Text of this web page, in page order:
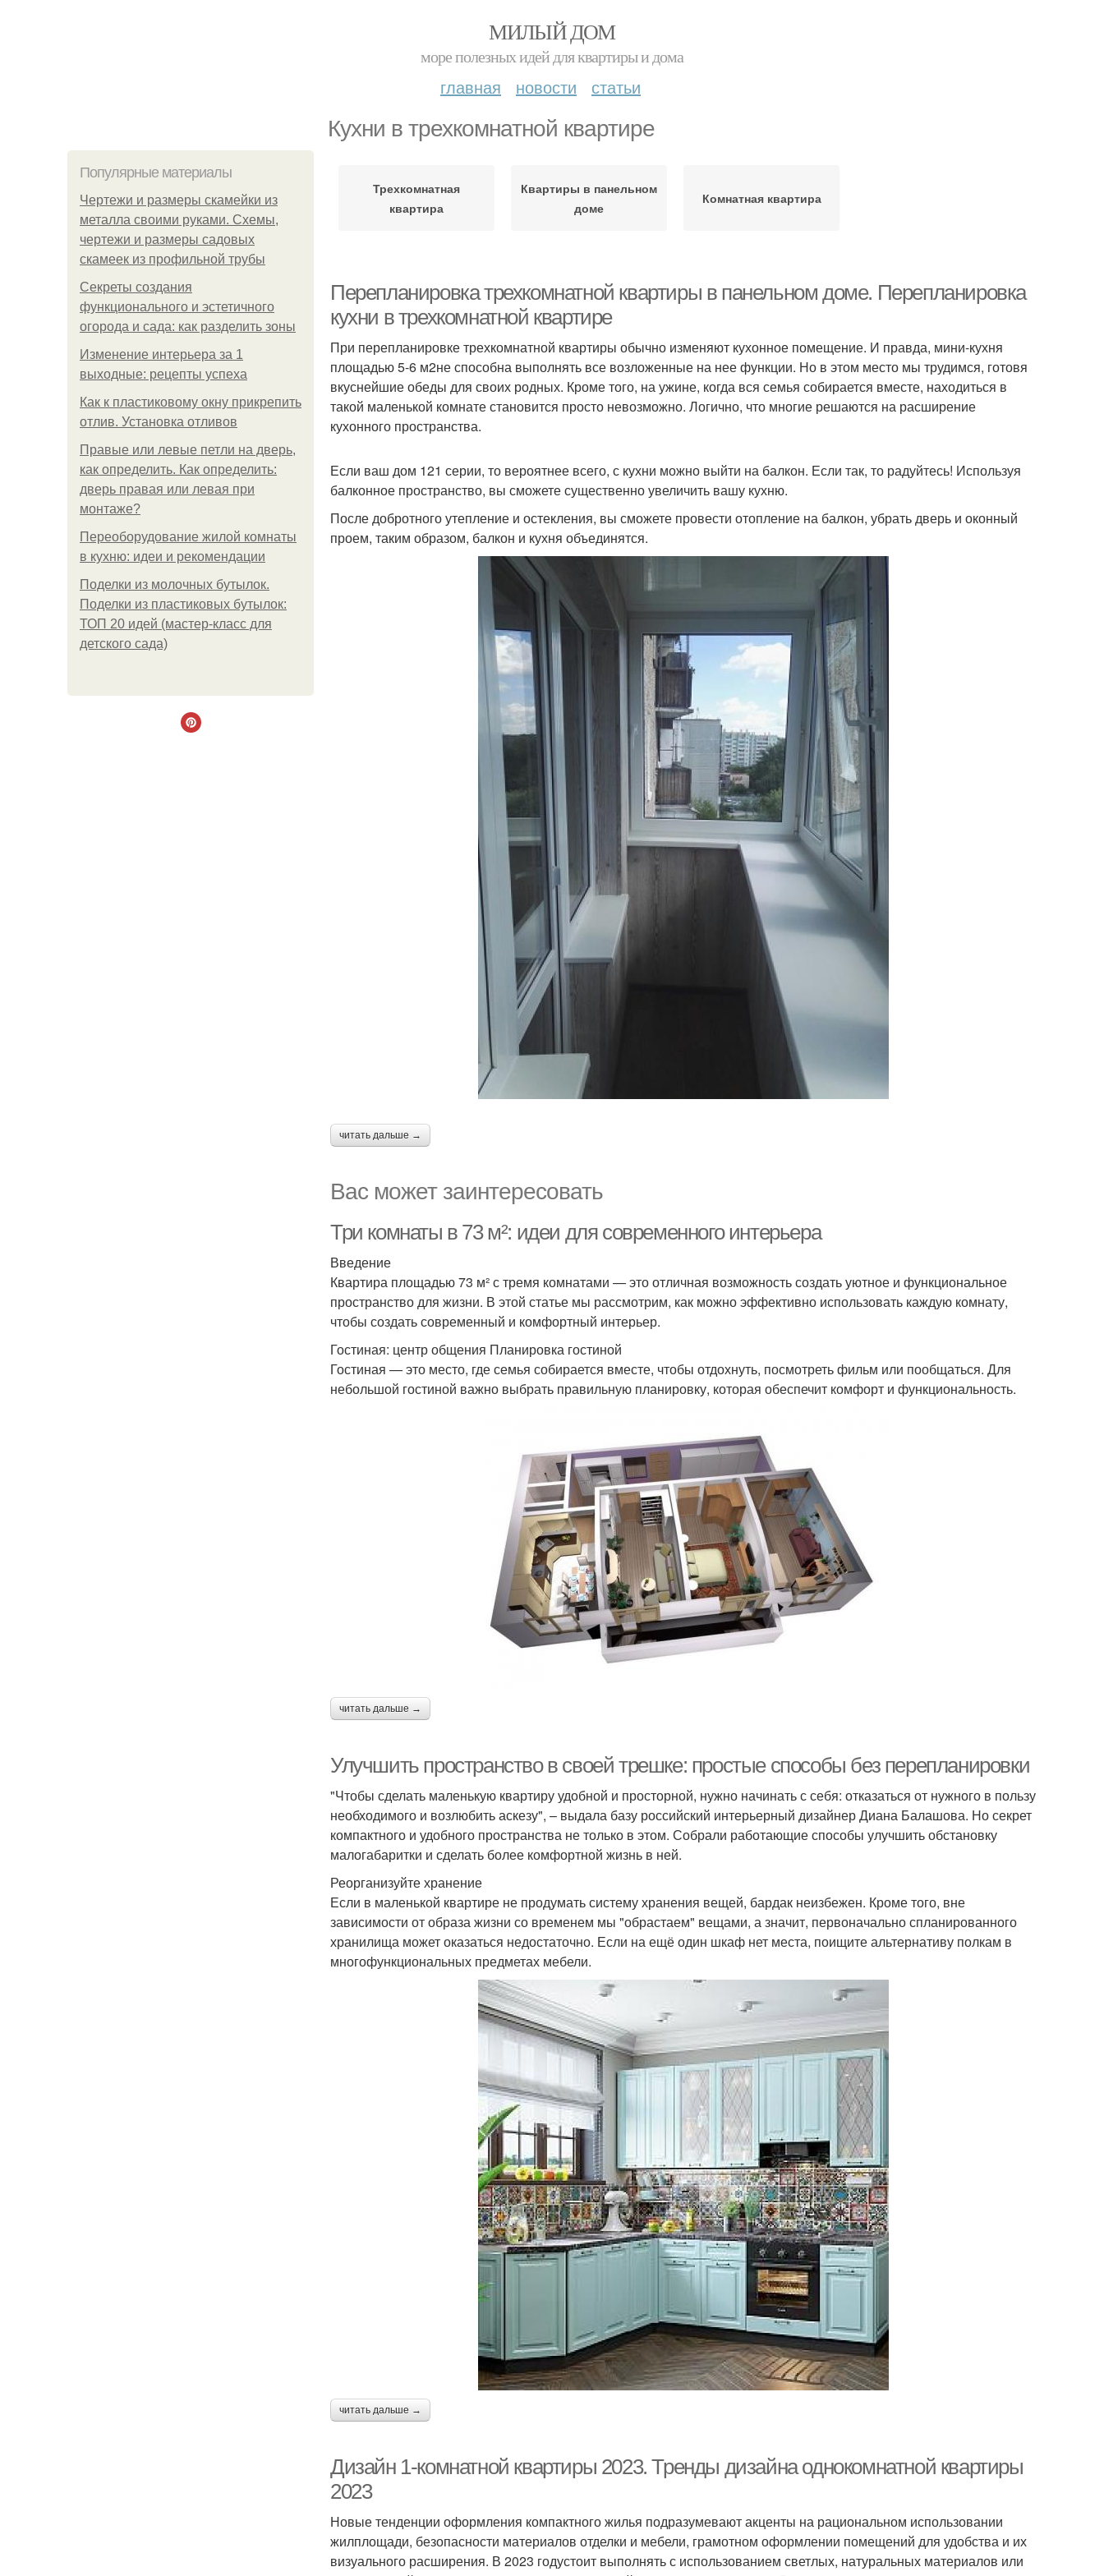
МИЛЫЙ ДОМ
море полезных идей для квартиры и дома
главная новости статьи
Кухни в трехкомнатной квартире
Популярные материалы
Чертежи и размеры скамейки из
металла своими руками. Схемы,
чертежи и размеры садовых
скамеек из профильной трубы
Секреты создания
функционального и эстетичного
огорода и сада: как разделить зоны
Изменение интерьера за 1
выходные: рецепты успеха
Как к пластиковому окну прикрепить
отлив. Установка отливов
Правые или левые петли на дверь,
как определить. Как определить:
дверь правая или левая при
монтаже?
Переоборудование жилой комнаты
в кухню: идеи и рекомендации
Поделки из молочных бутылок.
Поделки из пластиковых бутылок:
ТОП 20 идей (мастер-класс для
детского сада)
Трехкомнатная
квартира
Квартиры в панельном
доме
Комнатная квартира
Перепланировка трехкомнатной квартиры в панельном доме. Перепланировка
кухни в трехкомнатной квартире
При перепланировке трехкомнатной квартиры обычно изменяют кухонное помещение. И правда, мини-кухня
площадью 5-6 м2не способна выполнять все возложенные на нее функции. Но в этом место мы трудимся, готовя
вкуснейшие обеды для своих родных. Кроме того, на ужине, когда вся семья собирается вместе, находиться в
такой маленькой комнате становится просто невозможно. Логично, что многие решаются на расширение
кухонного пространства.
Если ваш дом 121 серии, то вероятнее всего, с кухни можно выйти на балкон. Если так, то радуйтесь! Используя
балконное пространство, вы сможете существенно увеличить вашу кухню.
После добротного утепление и остекления, вы сможете провести отопление на балкон, убрать дверь и оконный
проем, таким образом, балкон и кухня объединятся.
читать дальше →
Вас может заинтересовать
Три комнаты в 73 м²: идеи для современного интерьера
Введение
Квартира площадью 73 м² с тремя комнатами — это отличная возможность создать уютное и функциональное
пространство для жизни. В этой статье мы рассмотрим, как можно эффективно использовать каждую комнату,
чтобы создать современный и комфортный интерьер.
Гостиная: центр общения Планировка гостиной
Гостиная — это место, где семья собирается вместе, чтобы отдохнуть, посмотреть фильм или пообщаться. Для
небольшой гостиной важно выбрать правильную планировку, которая обеспечит комфорт и функциональность.
читать дальше →
Улучшить пространство в своей трешке: простые способы без перепланировки
"Чтобы сделать маленькую квартиру удобной и просторной, нужно начинать с себя: отказаться от нужного в пользу
необходимого и возлюбить аскезу", – выдала базу российский интерьерный дизайнер Диана Балашова. Но секрет
компактного и удобного пространства не только в этом. Собрали работающие способы улучшить обстановку
малогабаритки и сделать более комфортной жизнь в ней.
Реорганизуйте хранение
Если в маленькой квартире не продумать систему хранения вещей, бардак неизбежен. Кроме того, вне
зависимости от образа жизни со временем мы "обрастаем" вещами, а значит, первоначально спланированного
хранилища может оказаться недостаточно. Если на ещё один шкаф нет места, поищите альтернативу полкам в
многофункциональных предметах мебели.
читать дальше →
Дизайн 1-комнатной квартиры 2023. Тренды дизайна однокомнатной квартиры
2023
Новые тенденции оформления компактного жилья подразумевают акценты на рациональном использовании
жилплощади, безопасности материалов отделки и мебели, грамотном оформлении помещений для удобства и их
визуального расширения. В 2023 годустоит выполнять с использованием светлых, натуральных материалов или